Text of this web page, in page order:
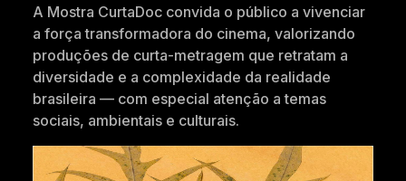
A Mostra CurtaDoc convida o público a vivenciar
a força transformadora do cinema, valorizando
produções de curta-metragem que retratam a
diversidade e a complexidade da realidade
brasileira — com especial atenção a temas
sociais, ambientais e culturais.